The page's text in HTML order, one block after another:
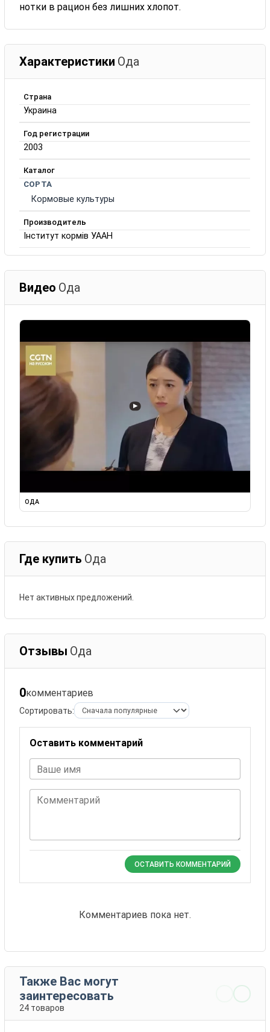
нотки в рацион без лишних хлопот.
Характеристики Ода
Страна
Украина
Год регистрации
2003
Каталог
СОРТА
Кормовые культуры
Производитель
Інститут кормів УААН
Видео Ода
▶
ОДА
Где купить Ода
Нет активных предложений.
Отзывы Ода
0комментариев
Сортировать:
Оставить комментарий
Ваше имя
Комментарий
ОСТАВИТЬ КОММЕНТАРИЙ
Комментариев пока нет.
Также Вас могут
заинтересовать
24 товаров